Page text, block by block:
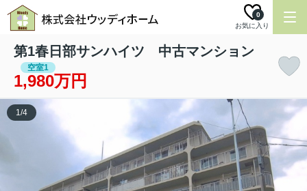
お気に入り
0
第1春日部サンハイツ 中古マンション
空室1
1,980万円
1/4